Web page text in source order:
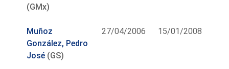
(GMx)
Muñoz
González, Pedro
José (GS)
27/04/2006 15/01/2008